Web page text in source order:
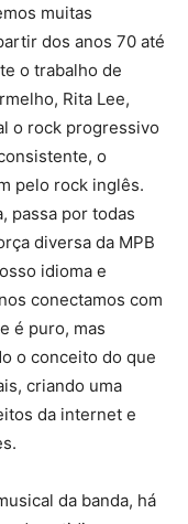
muitas
dos anos 70 até
o trabalho de
Rita Lee,
o rock progressivo
o
pelo rock inglês.
passa por todas
diversa da MPB
idioma e
conectamos com
é puro, mas
o conceito do que
criando uma
da internet e
da banda, há